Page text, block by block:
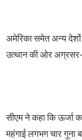
अमेरिका समेत अन्य देशों
उत्थान की ओर अग्रसर-
सीएम ने कहा कि ऊर्जा
महंगाई लगभग चार गुना